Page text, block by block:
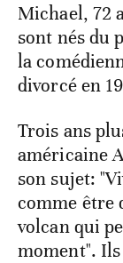
Michael, 72
sont nés du
la
divorcé en
Trois ans
américaine
son sujet:
comme être
volcan qui
moment".